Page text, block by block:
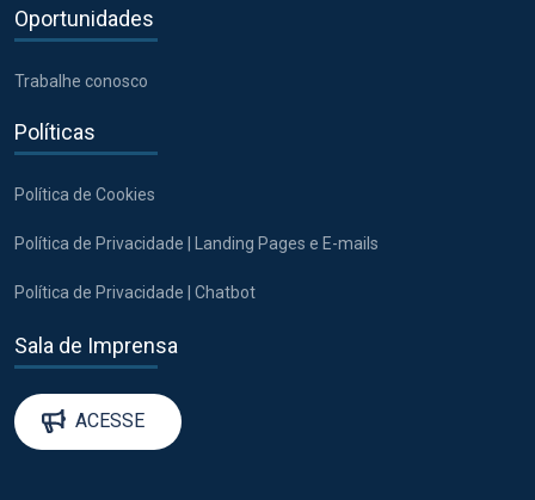
Oportunidades
Trabalhe conosco
Políticas
Política de Cookies
Política de Privacidade | Landing Pages e E-mails
Política de Privacidade | Chatbot
Sala de Imprensa
ACESSE